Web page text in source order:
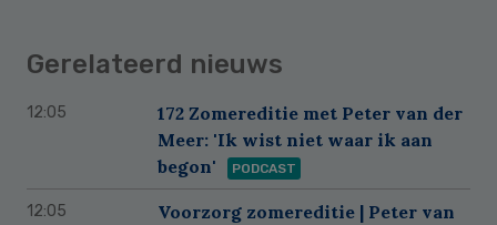
Gerelateerd nieuws
12:05
172 Zomereditie met Peter van der
Meer: 'Ik wist niet waar ik aan
begon'
PODCAST
12:05
Voorzorg zomereditie | Peter van